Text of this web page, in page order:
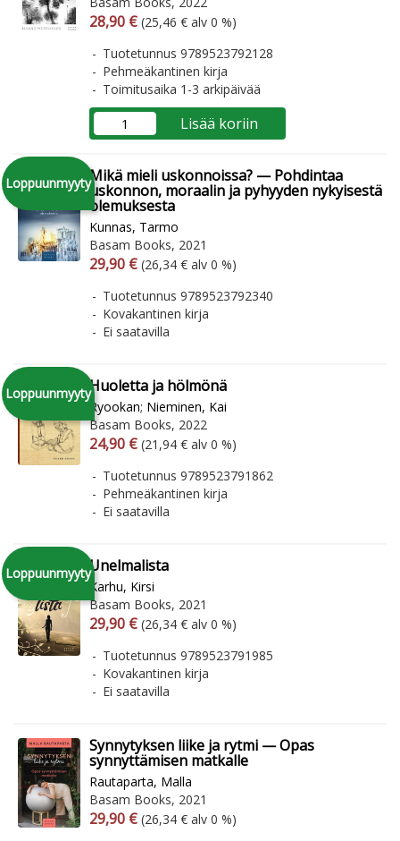
Arvonlisäverollinen hinta
28,90 € Arvonlisäveroton hinta
(25,46 € alv 0 %)
Tuotetunnus 9789523792128
Pehmeäkantinen kirja
Toimitusaika 1-3 arkipäivää
Lisää koriin
LoppuunmyytyMikä mieli uskonnoissa? — Pohdintaa
uskonnon, moraalin ja pyhyyden nykyisestä
olemuksesta
Kunnas, Tarmo
Basam Books, 2021
Arvonlisäverollinen hinta
29,90 € Arvonlisäveroton hinta
(26,34 € alv 0 %)
Tuotetunnus 9789523792340
Kovakantinen kirja
Ei saatavilla
LoppuunmyytyHuoletta ja hölmönä
Ryookan; Nieminen, Kai
Basam Books, 2022
Arvonlisäverollinen hinta
24,90 € Arvonlisäveroton hinta
(21,94 € alv 0 %)
Tuotetunnus 9789523791862
Pehmeäkantinen kirja
Ei saatavilla
LoppuunmyytyUnelmalista
Karhu, Kirsi
Basam Books, 2021
Arvonlisäverollinen hinta
29,90 € Arvonlisäveroton hinta
(26,34 € alv 0 %)
Tuotetunnus 9789523791985
Kovakantinen kirja
Ei saatavilla
Synnytyksen liike ja rytmi — Opas
synnyttämisen matkalle
Rautaparta, Malla
Basam Books, 2021
Arvonlisäverollinen hinta
29,90 € Arvonlisäveroton hinta
(26,34 € alv 0 %)